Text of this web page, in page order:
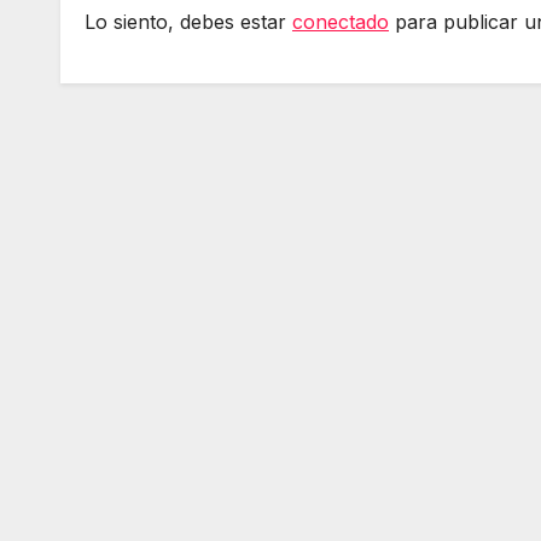
Lo siento, debes estar conectado para publicar